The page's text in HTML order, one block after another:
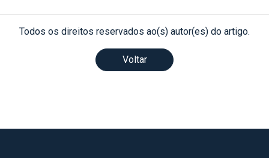
Todos os direitos reservados ao(s) autor(es) do artigo.
Voltar